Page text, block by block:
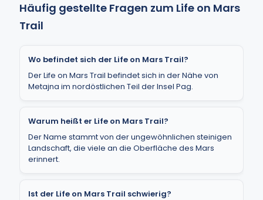
Häufig gestellte Fragen zum Life on Mars
Trail
Wo befindet sich der Life on Mars Trail?
Der Life on Mars Trail befindet sich in der Nähe von
Metajna im nordöstlichen Teil der Insel Pag.
Warum heißt er Life on Mars Trail?
Der Name stammt von der ungewöhnlichen steinigen
Landschaft, die viele an die Oberfläche des Mars
erinnert.
Ist der Life on Mars Trail schwierig?